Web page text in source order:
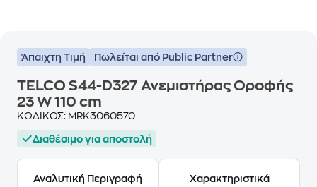
Άπαιχτη Τιμή Πωλείται από Public Partner
TELCO S44-D327 Ανεμιστήρας Οροφής
23 W 110 cm
ΚΩΔΙΚΟΣ: MRK3060570
Διαθέσιμο για αποστολή
Αναλυτική Περιγραφή Χαρακτηριστικά